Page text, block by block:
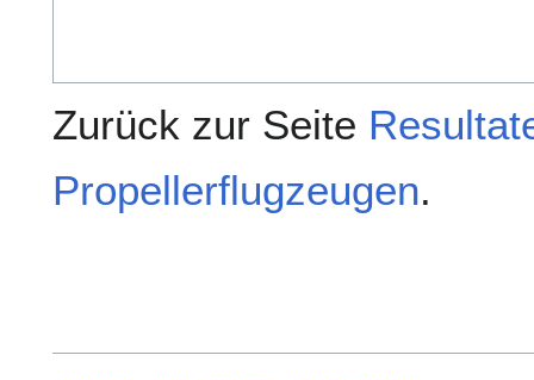
Zurück zur Seite
Propellerflugzeugen.